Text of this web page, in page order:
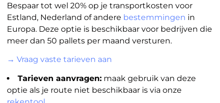
Bespaar tot wel 20% op je transportkosten voor
Estland, Nederland of andere bestemmingen in
Europa. Deze optie is beschikbaar voor bedrijven die
meer dan 50 pallets per maand versturen.
→ Vraag vaste tarieven aan
Tarieven aanvragen:maak gebruik van deze
optie als je route niet beschikbaar is via onze